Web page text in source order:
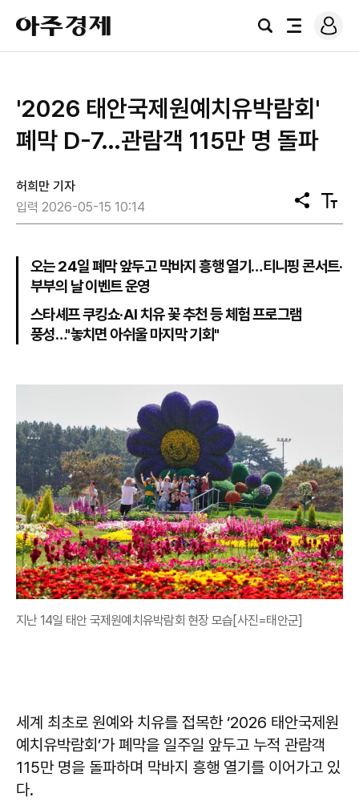
아
주
경
검
전
로
그
'2026 태안국제원예치유박람회'
폐막 D-7…관람객 115만 명 돌파
허희만 기자
입력 2026-05-15 10:14
공
유
텍
스
기
오는 24일 폐막 앞두고 막바지 흥행 열기…티니핑 콘서트·
부부의 날 이벤트 운영
스타셰프 쿠킹쇼·AI 치유 꽃 추천 등 체험 프로그램
풍성…"놓치면 아쉬울 마지막 기회"
지난 14일 태안 국제원예치유박람회 현장 모습[사진=태안군]
세계 최초로 원예와 치유를 접목한 ‘2026 태안국제원
예치유박람회’가 폐막을 일주일 앞두고 누적 관람객
115만 명을 돌파하며 막바지 흥행 열기를 이어가고 있
다.